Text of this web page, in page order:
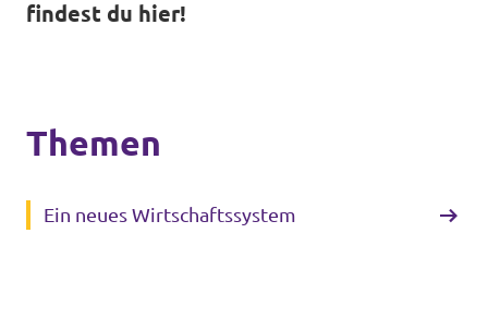
findest du hier!
Themen
Ein neues Wirtschaftssystem